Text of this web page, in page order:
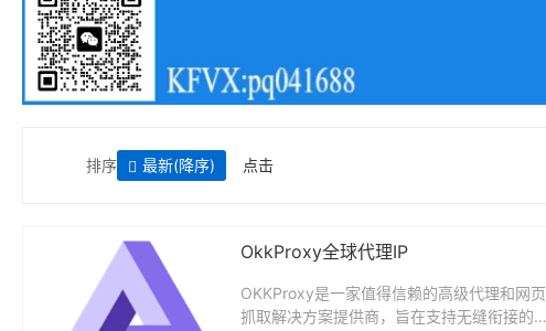
排序 最新(降序) 点击
OkkProxy全球代理IP
OKKProxy是一家值得信赖的高级代理和网页
抓取解决方案提供商，旨在支持无缝衔接的